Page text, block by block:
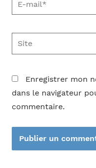
mail*
Site
Enregistrer mon
dans le navigateur
commentaire.